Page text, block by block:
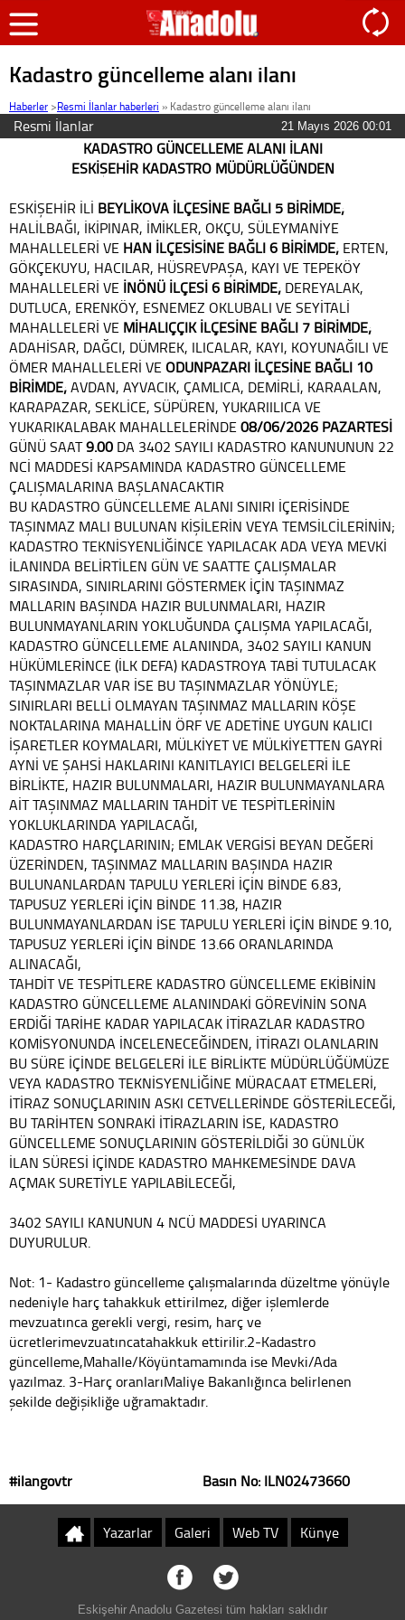
Kadastro güncelleme alanı ilanı
Haberler >Resmi İlanlar haberleri » Kadastro güncelleme alanı ilanı
Resmi İlanlar 21 Mayıs 2026 00:01
KADASTRO GÜNCELLEME ALANI İLANI
ESKİŞEHİR KADASTRO MÜDÜRLÜĞÜNDEN
ESKİŞEHİR İLİ BEYLİKOVA İLÇESİNE BAĞLI 5 BİRİMDE;
HALİLBAĞI, İKİPINAR, İMİKLER, OKÇU, SÜLEYMANİYE
MAHALLELERİ VE HAN İLÇESİSİNE BAĞLI 6 BİRİMDE; ERTEN,
GÖKÇEKUYU, HACILAR, HÜSREVPAŞA, KAYI VE TEPEKÖY
MAHALLELERİ VE İNÖNÜ İLÇESİ 6 BİRİMDE; DEREYALAK,
DUTLUCA, ERENKÖY, ESNEMEZ OKLUBALI VE SEYİTALİ
MAHALLELERİ VE MİHALIÇÇIK İLÇESİNE BAĞLI 7 BİRİMDE;
ADAHİSAR, DAĞCI, DÜMREK, ILICALAR, KAYI, KOYUNAĞILI VE
ÖMER MAHALLELERİ VE ODUNPAZARI İLÇESİNE BAĞLI 10
BİRİMDE;AVDAN, AYVACIK, ÇAMLICA, DEMİRLİ, KARAALAN,
KARAPAZAR, SEKLİCE, SÜPÜREN, YUKARIILICA VE
YUKARIKALABAK MAHALLELERİNDE08/06/2026 PAZARTESİ
GÜNÜ SAAT9.00 DA 3402 SAYILI KADASTRO KANUNUNUN 22
NCİ MADDESİ KAPSAMINDA KADASTRO GÜNCELLEME
ÇALIŞMALARINA BAŞLANACAKTIR
BU KADASTRO GÜNCELLEME ALANI SINIRI İÇERİSİNDE
TAŞINMAZ MALI BULUNAN KİŞİLERİN VEYA TEMSİLCİLERİNİN;
KADASTRO TEKNİSYENLİĞİNCE YAPILACAK ADA VEYA MEVKİ
İLANINDA BELİRTİLEN GÜN VE SAATTE ÇALIŞMALAR
SIRASINDA, SINIRLARINI GÖSTERMEK İÇİN TAŞINMAZ
MALLARIN BAŞINDA HAZIR BULUNMALARI, HAZIR
BULUNMAYANLARIN YOKLUĞUNDA ÇALIŞMA YAPILACAĞI,
KADASTRO GÜNCELLEME ALANINDA, 3402 SAYILI KANUN
HÜKÜMLERİNCE (İLK DEFA) KADASTROYA TABİ TUTULACAK
TAŞINMAZLAR VAR İSE BU TAŞINMAZLAR YÖNÜYLE;
SINIRLARI BELLİ OLMAYAN TAŞINMAZ MALLARIN KÖŞE
NOKTALARINA MAHALLİN ÖRF VE ADETİNE UYGUN KALICI
İŞARETLER KOYMALARI, MÜLKİYET VE MÜLKİYETTEN GAYRİ
AYNİ VE ŞAHSİ HAKLARINI KANITLAYICI BELGELERİ İLE
BİRLİKTE, HAZIR BULUNMALARI, HAZIR BULUNMAYANLARA
AİT TAŞINMAZ MALLARIN TAHDİT VE TESPİTLERİNİN
YOKLUKLARINDA YAPILACAĞI,
KADASTRO HARÇLARININ; EMLAK VERGİSİ BEYAN DEĞERİ
ÜZERİNDEN, TAŞINMAZ MALLARIN BAŞINDA HAZIR
BULUNANLARDAN TAPULU YERLERİ İÇİN BİNDE 6.83,
TAPUSUZ YERLERİ İÇİN BİNDE 11.38, HAZIR
BULUNMAYANLARDAN İSE TAPULU YERLERİ İÇİN BİNDE 9.10,
TAPUSUZ YERLERİ İÇİN BİNDE 13.66 ORANLARINDA
ALINACAĞI,
TAHDİT VE TESPİTLERE KADASTRO GÜNCELLEME EKİBİNİN
KADASTRO GÜNCELLEME ALANINDAKİ GÖREVİNİN SONA
ERDİĞİ TARİHE KADAR YAPILACAK İTİRAZLAR KADASTRO
KOMİSYONUNDA İNCELENECEĞİNDEN, İTİRAZI OLANLARIN
BU SÜRE İÇİNDE BELGELERİ İLE BİRLİKTE MÜDÜRLÜĞÜMÜZE
VEYA KADASTRO TEKNİSYENLİĞİNE MÜRACAAT ETMELERİ,
İTİRAZ SONUÇLARININ ASKI CETVELLERİNDE GÖSTERİLECEĞİ,
BU TARİHTEN SONRAKİ İTİRAZLARIN İSE, KADASTRO
GÜNCELLEME SONUÇLARININ GÖSTERİLDİĞİ 30 GÜNLÜK
İLAN SÜRESİ İÇİNDE KADASTRO MAHKEMESİNDE DAVA
AÇMAK SURETİYLE YAPILABİLECEĞİ,
3402 SAYILI KANUNUN 4 NCÜ MADDESİ UYARINCA
DUYURULUR.
Not: 1- Kadastro güncelleme çalışmalarında düzeltme yönüyle
nedeniyle harç tahakkuk ettirilmez, diğer işlemlerde
mevzuatınca gerekli vergi, resim, harç ve
ücretlerimevzuatıncatahakkuk ettirilir.2-Kadastro
güncelleme,Mahalle/Köyüntamamında ise Mevki/Ada
yazılmaz. 3-Harç oranlarıMaliye Bakanlığınca belirlenen
şekilde değişikliğe uğramaktadır.
#ilangovtr Basın No: ILN02473660
Yazarlar Galeri Web TV Künye
Eskişehir Anadolu Gazetesi tüm hakları saklıdır